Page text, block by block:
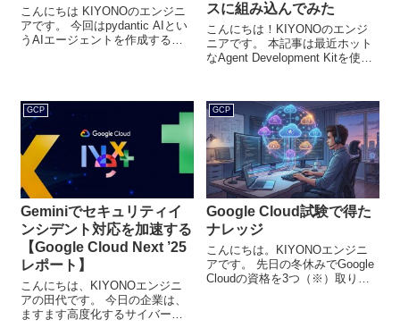
こんにちは KIYONOのエンジニ
アです。 今回はpydantic AIとい
うAIエージェントを作成するフ
A...
スに組み込んでみた
こんにちは！KIYONOのエンジ
ニアです。 本記事は最近ホット
なAgent Development Kitを使っ
解説いたします。 Agent
Development Kit...
GCP
Geminiでセキュリティイ
ンシデント対応を加速する
【Google Cloud Next ’25
レポート】
こんにちは、KIYONOエンジニ
アの田代です。 今日の企業は、
ますます高度化するサイバー攻
GCP
Google Cloud試験で得た
ナレッジ
こんにちは。KIYONOエンジニ
アです。 先日の冬休みでGoogle
Cloudの資格を3つ（※）取りま